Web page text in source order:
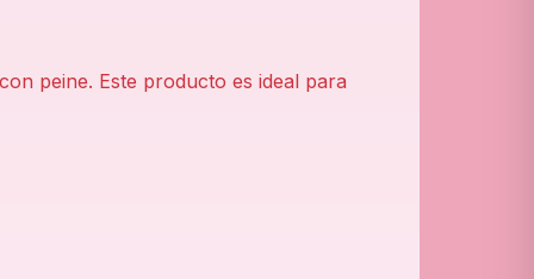
peine. Este producto es ideal para